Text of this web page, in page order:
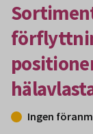
Ingen